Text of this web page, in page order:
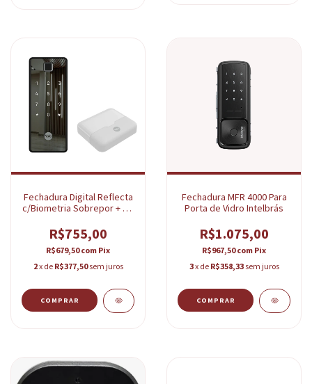
Fechadura Digital Reflecta
c/Biometria Sobrepor + Kit
R$755,00
R$679,50com Pix
2x de R$377,50 sem juros
Fechadura MFR 4000 Para
Porta de Vidro Intelbrás
R$1.075,00
R$967,50com Pix
3x de R$358,33 sem juros